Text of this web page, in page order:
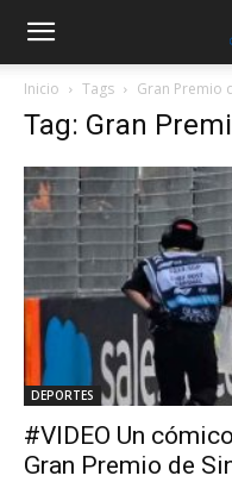
Inicio Tags Gran Premio
Tag: Gran
DEPORTES
#VIDEO Un
Gran Premio de